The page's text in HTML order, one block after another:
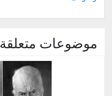
موضوعات متعلقة